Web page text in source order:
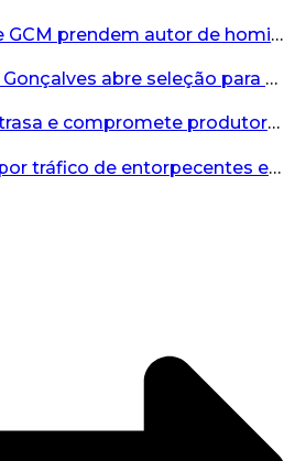
Polícia Civil, Brigada e GCM prendem autor de homicídio em Bento Gonçalves...
Canarinhos de Bento Gonçalves abre seleção para novos integrantes...
Pagamento da uva atrasa e compromete produtores...
Menor é apreendido por tráfico de entorpecentes em Veranópolis...